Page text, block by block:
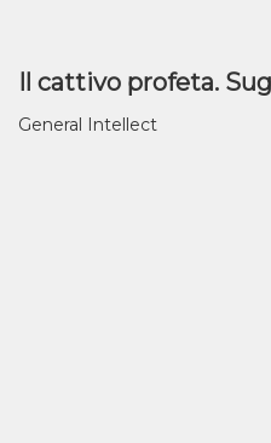
Il cattivo profeta.
General Intellect